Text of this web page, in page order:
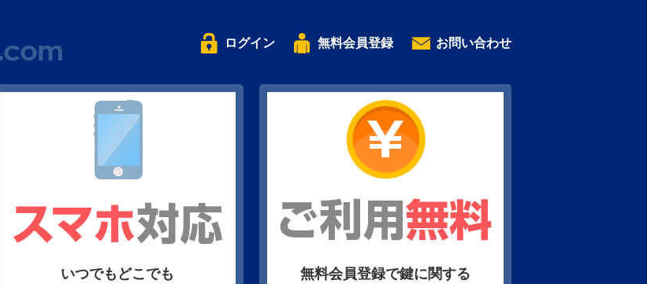
ログイン 無料会員登録 お問い合わせ
いつでもどこでも
無料会員登録で鍵に関する